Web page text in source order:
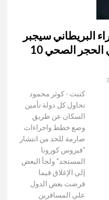
البريطاني سيجبر
المسافرين بالبقاء في الحجر الصحي 10
كتبت - كوثر محمود
تحاول كل دولة تأمين
السكان عن طريق
وضع خطط واجراءات
صارمة للحد من انتشار
"فيروس كورونا
المستجد" ولجأ البعض
إلي الإغلاق فيما
فرضت بعض الدول
علي المسافرين